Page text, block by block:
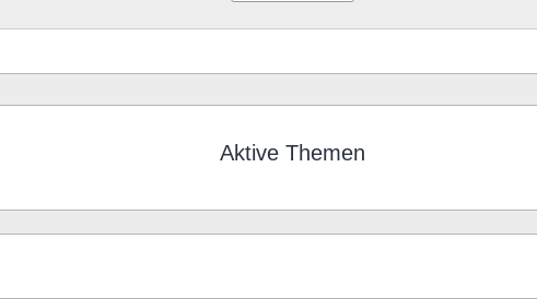
Aktive Themen